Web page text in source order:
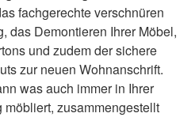
fachgerechte verschnüren
das Demontieren Ihrer Möbel,
und zudem der sichere
zur neuen Wohnanschrift.
was auch immer in Ihrer
zusammengestellt